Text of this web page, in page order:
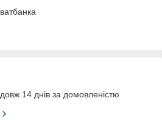
14 днів за домовленістю